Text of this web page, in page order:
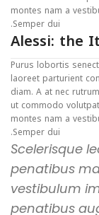
montes nam a
Semper dui.
Purus lobortis
laoreet parturient
diam. A at nec
ut commodo
montes nam a
Semper dui.
Scelerisque
penatibus
vestibulum
penatibus